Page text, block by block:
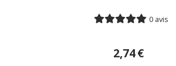
0 avis
2,74€